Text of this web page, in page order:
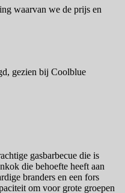
waarvan we de prijs en
gezien bij Coolblue
gasbarbecue die is
die behoefte heeft aan
branders en een fors
om voor grote groepen